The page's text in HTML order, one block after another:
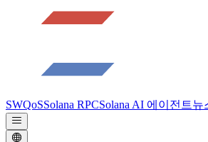
SWQoSSolana RPCSolana AI 에이전트뉴